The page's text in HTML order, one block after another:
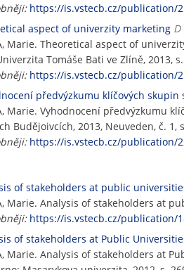
https://is.vstecb.cz/publication/
aspect of univerzity marketing D
Marie. Theoretical aspect of
Tomáše Bati ve Zlíně, 2013,
https://is.vstecb.cz/publication/
předvýzkumu klíčových skupin
Marie. Vyhodnocení předvýzkumu
Budějoivcích, 2013, Neuveden, č. 1,
https://is.vstecb.cz/publication/
of stakeholders at public
Marie. Analysis of stakeholders at
https://is.vstecb.cz/publication/
of stakeholders at Public
Marie. Analysis of stakeholders at